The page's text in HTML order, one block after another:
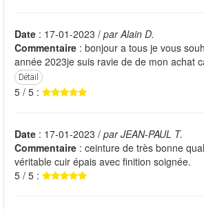
Date : 17-01-2023 / par Alain D.
Commentaire : bonjour a tous je vous
année 2023je suis ravie de de mon achat
Détail
5 / 5 :
Date : 17-01-2023 / par JEAN-PAUL T.
Commentaire : ceinture de très bonne
véritable cuir épais avec finition soignée.
5 / 5 :